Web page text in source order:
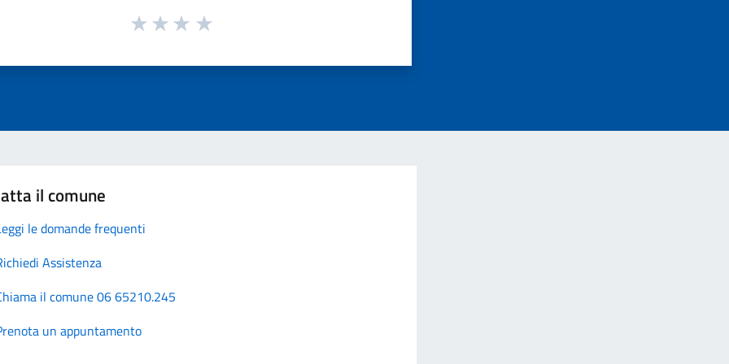
il comune
le domande frequenti
Assistenza
il comune 06 65210.245
un appuntamento